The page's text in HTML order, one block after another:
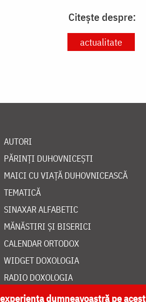
Citește despre:
actualitate
AUTORI
PĂRINȚI DUHOVNICEȘTI
MAICI CU VIAȚĂ DUHOVNICEASCĂ
TEMATICĂ
SINAXAR ALFABETIC
MĂNĂSTIRI ȘI BISERICI
CALENDAR ORTODOX
WIDGET DOXOLOGIA
RADIO DOXOLOGIA
dumneavoastră pe acest